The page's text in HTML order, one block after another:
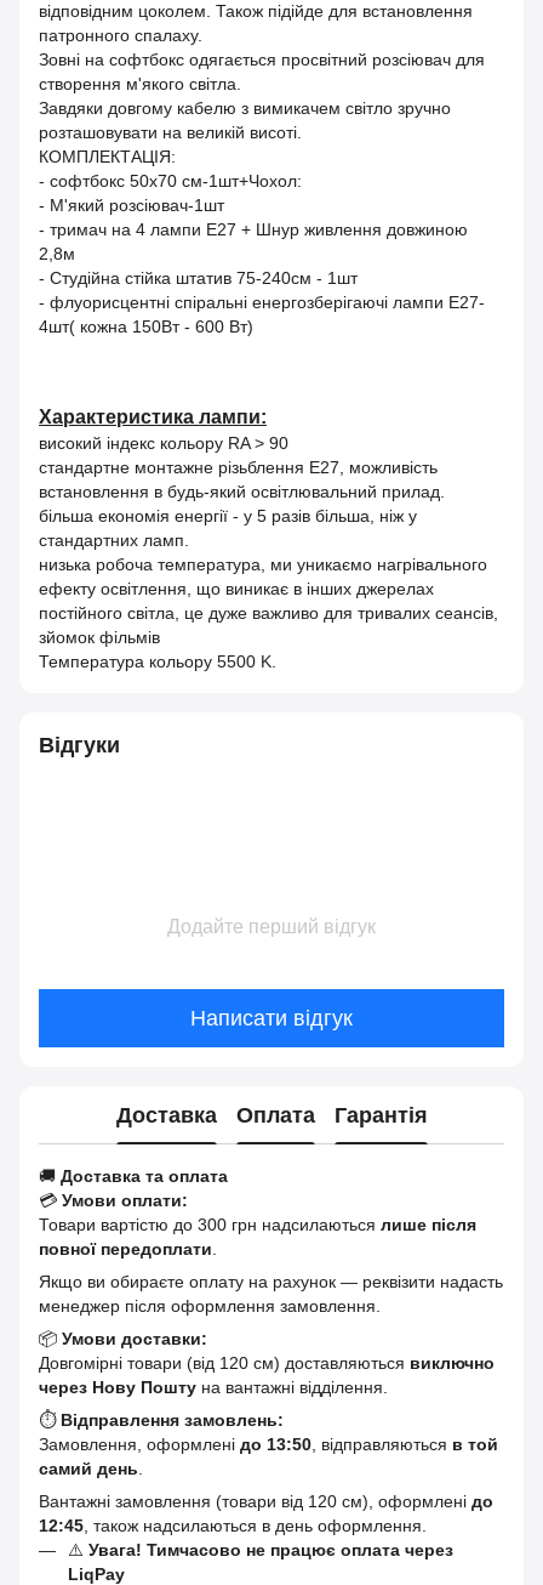
відповідним цоколем. Також підійде для встановлення
патронного спалаху.
Зовні на софтбокс одягається просвітний розсіювач для
створення м'якого світла.
Завдяки довгому кабелю з вимикачем світло зручно
розташовувати на великій висоті.
КОМПЛЕКТАЦІЯ:
- софтбокс 50x70 см-1шт+Чохол:
- М'який розсіювач-1шт
- тримач на 4 лампи E27 + Шнур живлення довжиною
2,8м
- Студійна стійка штатив 75-240см - 1шт
- флуорисцентні спіральні енергозберігаючі лампи E27-
4шт( кожна 150Вт - 600 Вт)
Характеристика лампи:
високий індекс кольору RA > 90
стандартне монтажне різьблення E27, можливість
встановлення в будь-який освітлювальний прилад.
більша економія енергії - у 5 разів більша, ніж у
стандартних ламп.
низька робоча температура, ми уникаємо нагрівального
ефекту освітлення, що виникає в інших джерелах
постійного світла, це дуже важливо для тривалих сеансів,
зйомок фільмів
Температура кольору 5500 K.
Відгуки
Додайте перший відгук
Написати відгук
Доставка Оплата Гарантія
🚚 Доставка та оплата
💳 Умови оплати:
Товари вартістю до 300 грн надсилаються лише після
повної передоплати
Якщо ви обираєте оплату на рахунок — реквізити надасть
менеджер після оформлення замовлення.
📦 Умови доставки:
Довгомірні товари (від 120 см) доставляються виключно
через Нову Пошту на вантажні відділення.
⏱ Відправлення замовлень:
Замовлення, оформлені до 13:50 , відправляються в той
самий день
Вантажні замовлення (товари від 120 см), оформлені до
12:45 , також надсилаються в день оформлення.
⚠️ Увага! Тимчасово не працює оплата через
LiqPay